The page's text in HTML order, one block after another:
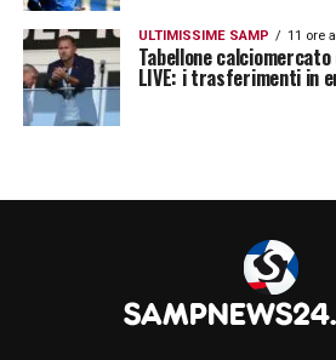
ULTIMISSIME SAMP 11 ore
Tabellone
LIVE: i trasferimenti in